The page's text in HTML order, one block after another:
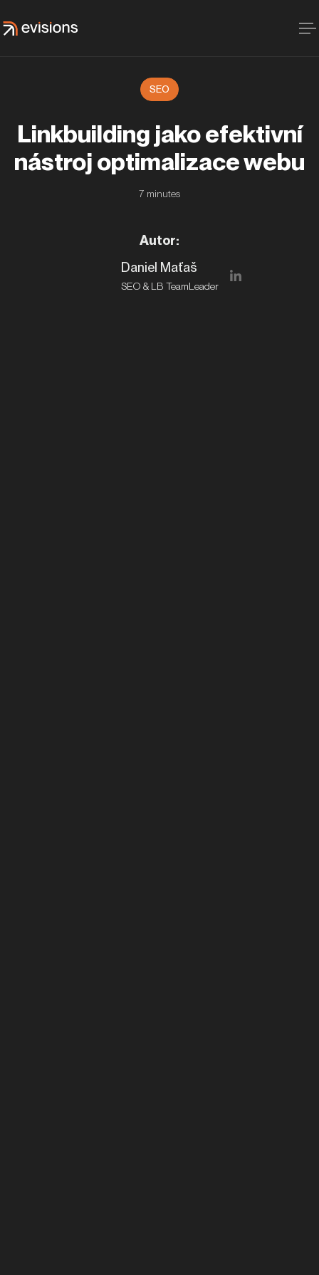
Linkbuilding jako efektivní
nástroj optimalizace webu
7 minutes
Autor:
Daniel Maťaš
SEO & LB TeamLeader
SEO